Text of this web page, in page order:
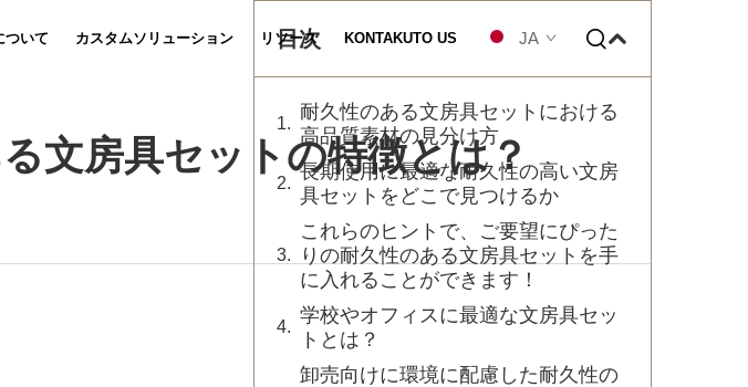
ついて カスタムソリューション
セットのカスタマイズ
リソース KONTAKUTO US JA
文房具セットの特徴とは？
目次
耐久性のある文房具セットにおける
高品質素材の見分け方
長期使用に最適な耐久性の高い文房
具セットをどこで見つけるか
これらのヒントで、ご要望にぴった
りの耐久性のある文房具セットを手
に入れることができます！
学校やオフィスに最適な文房具セッ
トとは？
卸売向けに環境に配慮した耐久性の